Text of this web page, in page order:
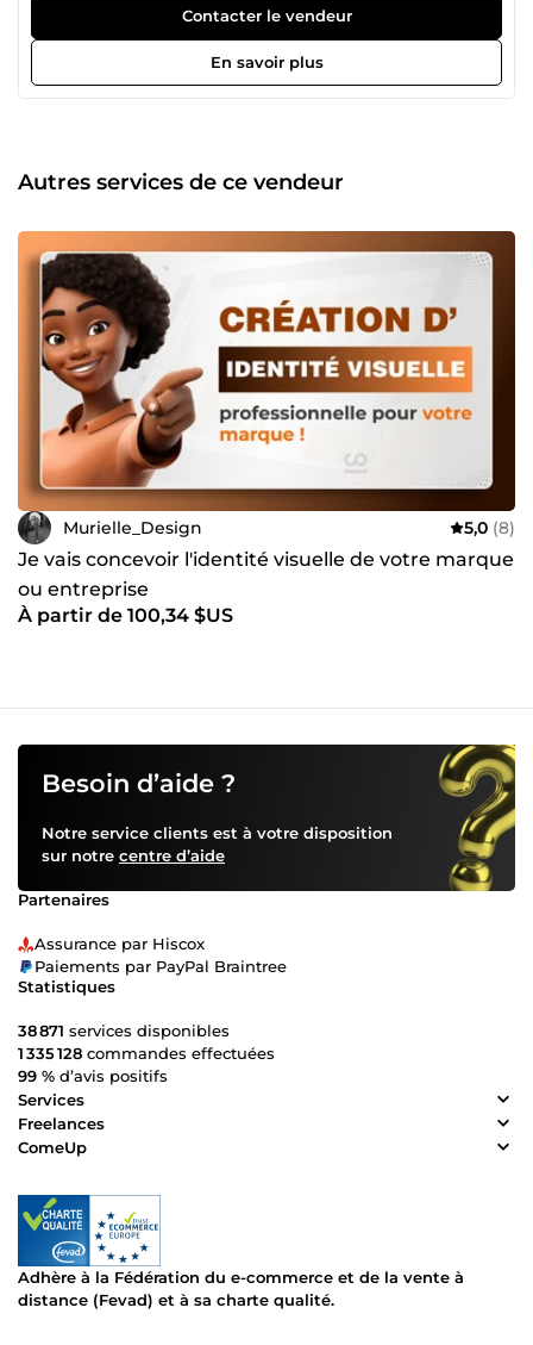
tous services dont vous auriez besoin pour accroître votre
notoriété et développer votre entreprise ou marque. Pour
toutes préoccupations, n'hésitez surtout pas à me
contacter afin qu'on puisse discuter de vos projets et ou de
Contacter le vendeur
En savoir plus
Autres services de ce vendeur
Murielle_Design 5,0 (8)
Je vais concevoir l'identité visuelle de votre marque
ou entreprise
À partir de 100,34 $US
Besoin d’aide ?
Notre service clients est à votre disposition
sur notre centre d’aide
Partenaires
Assurance par Hiscox
Paiements par PayPal Braintree
Statistiques
38 871 services disponibles
1 335 128 commandes effectuées
99 % d’avis positifs
Services
Freelances
ComeUp
Adhère à la Fédération du e-commerce et de la vente à
distance (Fevad) et à sa charte qualité.